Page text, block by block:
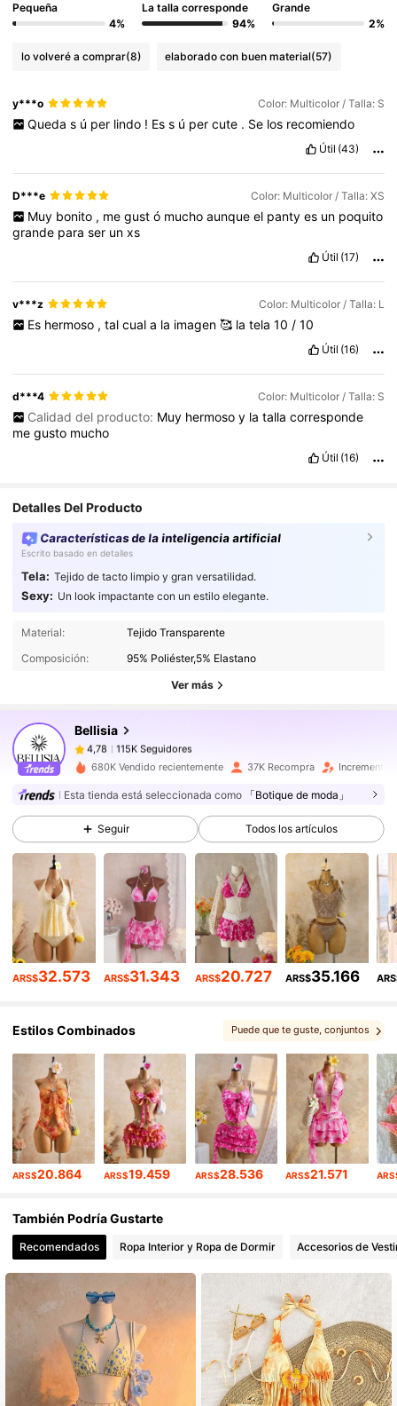
Pequeña
4%
La talla corresponde
94%
Grande
2%
lo volveré a comprar(8) elaborado con buen material(57)
y***o Color: Multicolor / Talla: S
Queda s ú per lindo ! Es s ú per cute . Se los recomiendo
Útil (43)
D***e Color: Multicolor / Talla: XS
Muy bonito , me gust ó mucho aunque el panty es un poquito
grande paraser unxs
Útil (17)
v***z Color: Multicolor / Talla: L
Es hermoso , tal cual a la imagen 🥰 la tela 10 / 10
Útil (16)
d***4 Color: Multicolor / Talla: S
Calidad del producto: Muy hermoso y la talla corresponde
megusto mucho
Útil (16)
Detalles Del Producto
Características de la inteligencia artificial
Escrito basado en detalles
Tela: Tejido de tacto limpio y gran versatilidad.
Sexy: Un look impactante con un estilo elegante.
Material:
Tejido Transparente
Composición:
95% Poliéster,5% Elastano
Ver más
Bellisia
4,78
115K Seguidores
n***eseguidoHace 11 horas
4,78
115K Seguidores
4,78 115K Seguidores
4,78 115K Seguidores
4,78 115K Seguidores
115K Seguidores
4,78 115K Seguidores
680K Vendido recientemente 37K Recompra Incremento
Esta tienda está seleccionada como 「Botique de moda」
Seguir Todos los artículos
ARS$32.573 ARS$31.343 ARS$20.727 ARS$35.166
Estilos Combinados Puede que te guste , conjuntos
, Artículos relacionados
ARS$20.864 ARS$19.459 ARS$28.536 ARS$21.571
También Podría Gustarte
Recomendados Ropa Interior y Ropa de Dormir Accesorios de